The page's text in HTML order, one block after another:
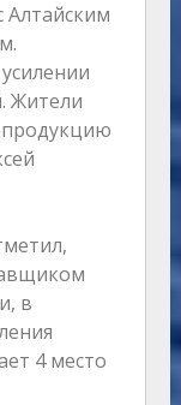
Алтайским
Жители
продукцию
в
4 место